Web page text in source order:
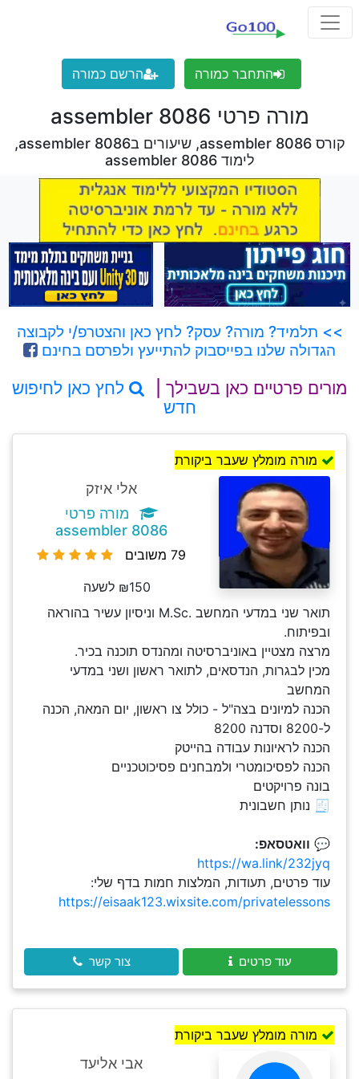
התחבר כמורה הרשם כמורה
מורה פרטי assembler 8086
קורס assembler 8086, שיעורים בassembler 8086,
לימוד assembler 8086
>> תלמיד? מורה? עסק? לחץ כאן והצטרפ/י לקבוצה
הגדולה שלנו בפייסבוק להתייעץ ולפרסם בחינם
מורים פרטיים כאן בשבילך |
לחץ כאן לחיפוש
חדש
מורה מומלץ שעבר ביקורת
אלי איזק
מורה פרטי
assembler 8086
79 משובים
₪150 לשעה
תואר שני במדעי המחשב .M.Sc וניסיון עשיר בהוראה
ובפיתוח.
מרצה מצטיין באוניברסיטה ומהנדס תוכנה בכיר.
מכין לבגרות, הנדסאים, לתואר ראשון ושני במדעי
המחשב
הכנה למיונים בצה"ל - כולל צו ראשון, יום המאה, הכנה
ל-8200 וסדנה 8200
הכנה לראיונות עבודה בהייטק
הכנה לפסיכומטרי ולמבחנים פסיכוטכניים
בונה פרויקטים
🧾 נותן חשבונית
💬 וואטסאפ:
https://wa.link/232jyq
עוד פרטים, תעודות, המלצות חמות בדף שלי:
https://eisaak123.wixsite.com/privatelessons
עוד פרטים צור קשר
מורה מומלץ שעבר ביקורת
אבי אליעד